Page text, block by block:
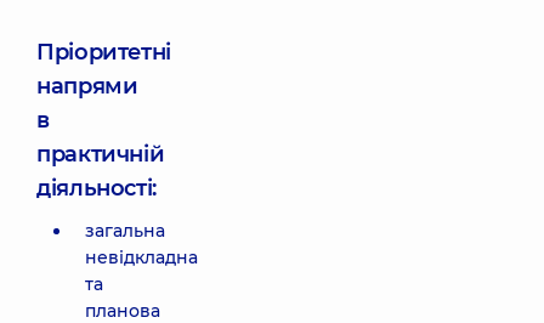
Пріоритетні
напрями
в
практичній
діяльності:
загальна
невідкладна
та
планова